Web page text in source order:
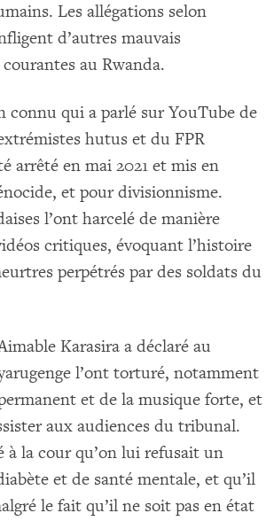
Les allégations selon
d’autres mauvais
au Rwanda.
connu qui a parlé sur YouTube de
hutus et du FPR
arrêté en mai 2021 et mis en
et pour divisionnisme.
l’ont harcelé de manière
critiques, évoquant l’histoire
perpétrés par des soldats du
Karasira a déclaré au
l’ont torturé, notamment
et de la musique forte, et
aux audiences du tribunal.
à la cour qu’on lui refusait un
et de santé mentale, et qu’il
le fait qu’il ne soit pas en état